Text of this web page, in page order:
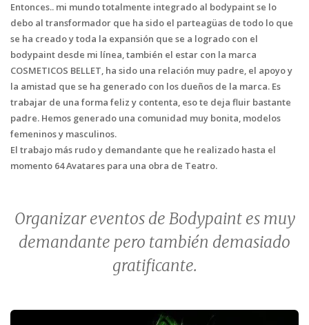
Entonces.. mi mundo totalmente integrado al bodypaint se lo
debo al transformador que ha sido el parteagüas de todo lo que
se ha creado y toda la expansión que se a logrado con el
bodypaint desde mi línea, también el estar con la marca
COSMETICOS BELLET, ha sido una relación muy padre, el apoyo y
la amistad que se ha generado con los dueños de la marca. Es
trabajar de una forma feliz y contenta, eso te deja fluir bastante
padre. Hemos generado una comunidad muy bonita, modelos
femeninos y masculinos.
El trabajo más rudo y demandante que he realizado hasta el
momento 64 Avatares para una obra de Teatro.
Organizar eventos de Bodypaint es muy
demandante pero también demasiado
gratificante.